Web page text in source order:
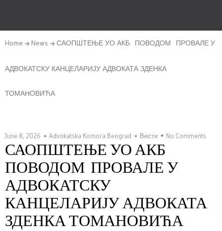
Home News САОПШТЕЊЕ УО АКБ ПОВОДОМ ПРОВАЛЕ У
АДВОКАТСКУ КАНЦЕЛАРИЈУ АДВОКАТА ЗДЕНКА
ТОМАНОВИЋА
June 8, 2026 Advokatska Komora Beograd Вести No Comments
САОПШТЕЊЕ УО АКБ
ПОВОДОМ ПРОВАЛЕ У
АДВОКАТСКУ
КАНЦЕЛАРИЈУ АДВОКАТА
ЗДЕНКА ТОМАНОВИЋА